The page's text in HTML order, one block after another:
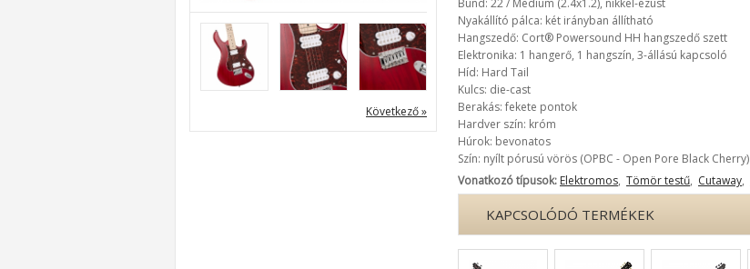
Következő »
Bund: 22 / Medium (2.4x1.2), nikkel-ezüst
Nyakállító pálca: két irányban állítható
Hangszedő: Cort® Powersound HH hangszedő szett
Elektronika: 1 hangerő, 1 hangszín, 3-állású kapcsoló
Híd: Hard Tail
Kulcs: die-cast
Berakás: fekete pontok
Hardver szín: króm
Húrok: bevonatos
Szín: nyílt pórusú vörös (OPBC - Open Pore Black Cherry)
Vonatkozó típusok: Elektromos, Tömör testű, Cutaway,
KAPCSOLÓDÓ TERMÉKEK